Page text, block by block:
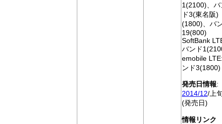
1(2100)、バ
ド3(東名阪)
(1800)、バ
19(800)
SoftBank
バンド
emobile
ンド3(1800)
発売日情報:
2014/12/上
(発売日)
情報リンク